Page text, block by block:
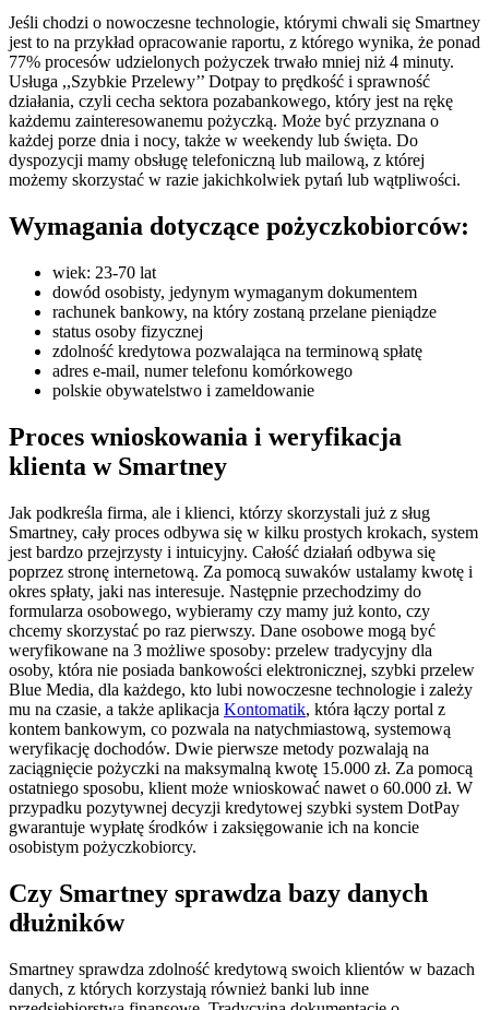
Jeśli chodzi o nowoczesne technologie, którymi chwali się Smartney
jest to na przykład opracowanie raportu, z którego wynika, że ponad
77% procesów udzielonych pożyczek trwało mniej niż 4 minuty.
Usługa ,,Szybkie Przelewy’’ Dotpay to prędkość i sprawność
działania, czyli cecha sektora pozabankowego, który jest na rękę
każdemu zainteresowanemu pożyczką. Może być przyznana o
każdej porze dnia i nocy, także w weekendy lub święta. Do
dyspozycji mamy obsługę telefoniczną lub mailową, z której
możemy skorzystać w razie jakichkolwiek pytań lub wątpliwości.
Wymagania dotyczące pożyczkobiorców:
wiek: 23-70 lat
dowód osobisty, jedynym wymaganym dokumentem
rachunek bankowy, na który zostaną przelane pieniądze
status osoby fizycznej
zdolność kredytowa pozwalająca na terminową spłatę
adres e-mail, numer telefonu komórkowego
polskie obywatelstwo i zameldowanie
Proces wnioskowania i weryfikacja
klienta w Smartney
Jak podkreśla firma, ale i klienci, którzy skorzystali już z sług
Smartney, cały proces odbywa się w kilku prostych krokach, system
jest bardzo przejrzysty i intuicyjny. Całość działań odbywa się
poprzez stronę internetową. Za pomocą suwaków ustalamy kwotę i
okres spłaty, jaki nas interesuje. Następnie przechodzimy do
formularza osobowego, wybieramy czy mamy już konto, czy
chcemy skorzystać po raz pierwszy. Dane osobowe mogą być
weryfikowane na 3 możliwe sposoby: przelew tradycyjny dla
osoby, która nie posiada bankowości elektronicznej, szybki przelew
Blue Media, dla każdego, kto lubi nowoczesne technologie i zależy
mu na czasie, a także aplikacja Kontomatik, która łączy portal z
kontem bankowym, co pozwala na natychmiastową, systemową
weryfikację dochodów. Dwie pierwsze metody pozwalają na
zaciągnięcie pożyczki na maksymalną kwotę 15.000 zł. Za pomocą
ostatniego sposobu, klient może wnioskować nawet o 60.000 zł. W
przypadku pozytywnej decyzji kredytowej szybki system DotPay
gwarantuje wypłatę środków i zaksięgowanie ich na koncie
osobistym pożyczkobiorcy.
Czy Smartney sprawdza bazy danych
dłużników
Smartney sprawdza zdolność kredytową swoich klientów w bazach
danych, z których korzystają również banki lub inne